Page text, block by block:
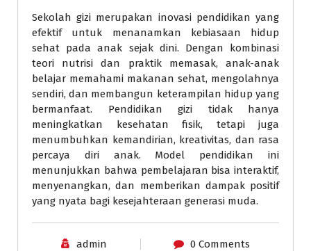
Sekolah gizi merupakan inovasi pendidikan yang
efektif untuk menanamkan kebiasaan hidup
sehat pada anak sejak dini. Dengan kombinasi
teori nutrisi dan praktik memasak, anak-anak
belajar memahami makanan sehat, mengolahnya
sendiri, dan membangun keterampilan hidup yang
bermanfaat. Pendidikan gizi tidak hanya
meningkatkan kesehatan fisik, tetapi juga
menumbuhkan kemandirian, kreativitas, dan rasa
percaya diri anak. Model pendidikan ini
menunjukkan bahwa pembelajaran bisa interaktif,
menyenangkan, dan memberikan dampak positif
yang nyata bagi kesejahteraan generasi muda.
admin 0 Comments